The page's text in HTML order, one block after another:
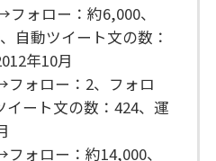
ォロー：約6,000、
自動ツイート文の数：
年10月
フォロー：2、フォロ
ート文の数：424、運
ォロー：約14,000、